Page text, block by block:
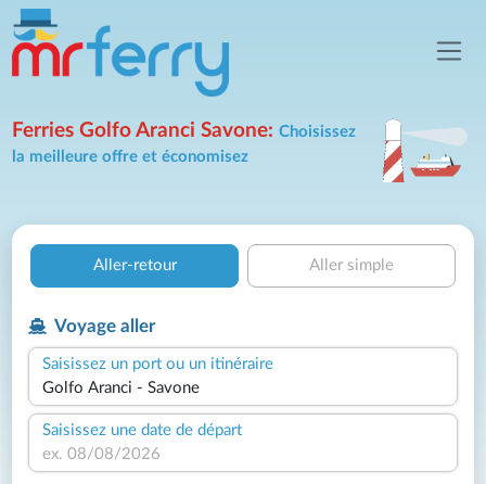
Ferries Golfo Aranci Savone:Choisissez
la meilleure offre et économisez
Aller-retour Aller simple
Voyage aller
Saisissez un port ou un itinéraire
Saisissez une date de départ